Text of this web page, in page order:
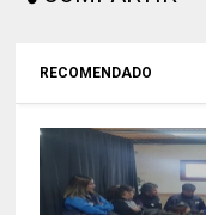
RECOMENDADO